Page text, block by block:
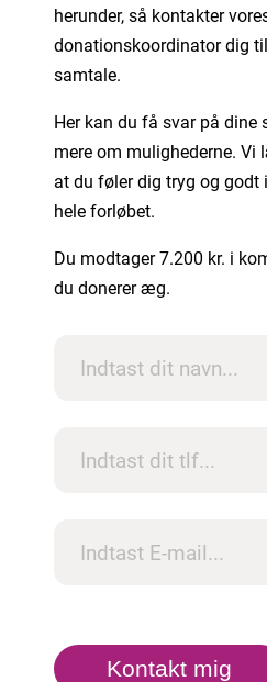
herunder, så kontakter
donationskoordinator dig
samtale.
Her kan du få svar på dine
mere om mulighederne.
at du føler dig tryg og godt
hele forløbet.
Du modtager 7.200 kr. i
du donerer æg.
Kontakt mig